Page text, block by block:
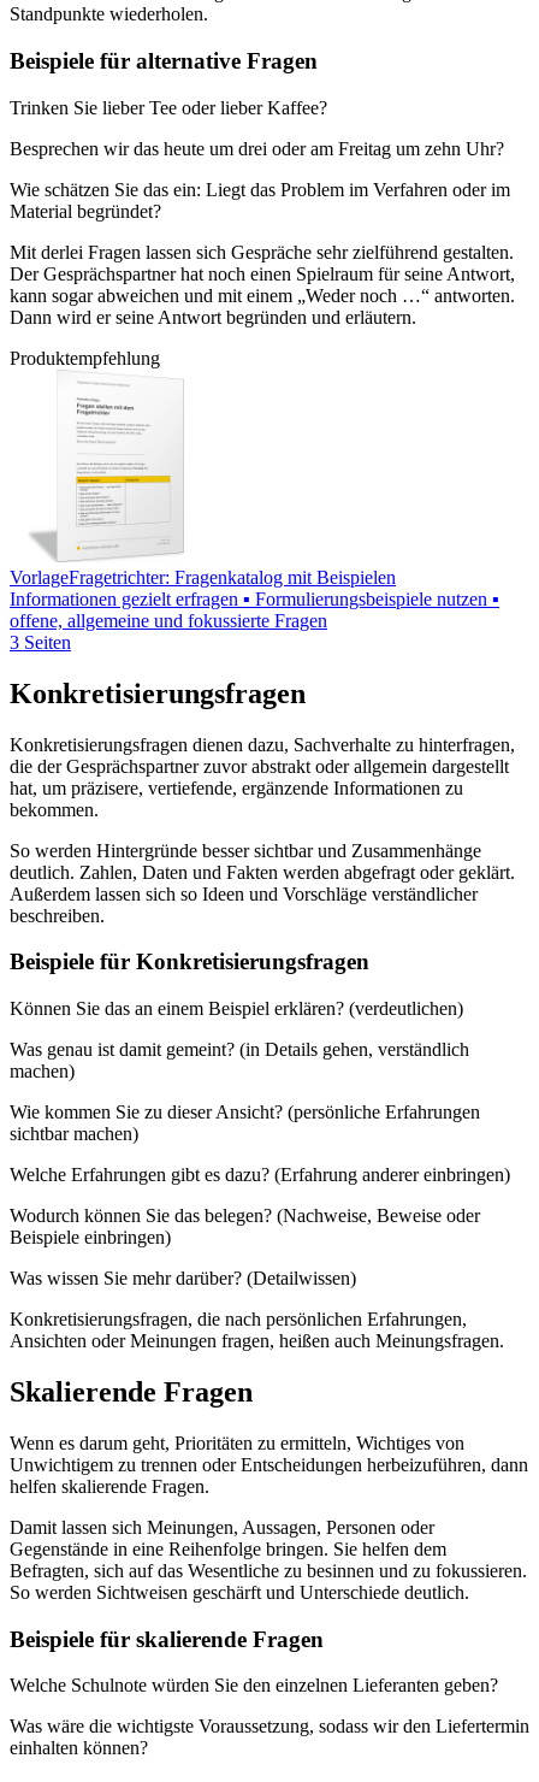
Standpunkte wiederholen.
Beispiele für alternative Fragen
Trinken Sie lieber Tee oder lieber Kaffee?
Besprechen wir das heute um drei oder am Freitag um zehn Uhr?
Wie schätzen Sie das ein: Liegt das Problem im Verfahren oder im
Material begründet?
Mit derlei Fragen lassen sich Gespräche sehr zielführend gestalten.
Der Gesprächspartner hat noch einen Spielraum für seine Antwort,
kann sogar abweichen und mit einem „Weder noch …“ antworten.
Dann wird er seine Antwort begründen und erläutern.
Produktempfehlung
VorlageFragetrichter: Fragenkatalog mit Beispielen
Informationen gezielt erfragen ▪ Formulierungsbeispiele nutzen ▪
offene, allgemeine und fokussierte Fragen
3 Seiten
Konkretisierungsfragen
Konkretisierungsfragen dienen dazu, Sachverhalte zu hinterfragen,
die der Gesprächspartner zuvor abstrakt oder allgemein dargestellt
hat, um präzisere, vertiefende, ergänzende Informationen zu
bekommen.
So werden Hintergründe besser sichtbar und Zusammenhänge
deutlich. Zahlen, Daten und Fakten werden abgefragt oder geklärt.
Außerdem lassen sich so Ideen und Vorschläge verständlicher
beschreiben.
Beispiele für Konkretisierungsfragen
Können Sie das an einem Beispiel erklären? (verdeutlichen)
Was genau ist damit gemeint? (in Details gehen, verständlich
machen)
Wie kommen Sie zu dieser Ansicht? (persönliche Erfahrungen
sichtbar machen)
Welche Erfahrungen gibt es dazu? (Erfahrung anderer einbringen)
Wodurch können Sie das belegen? (Nachweise, Beweise oder
Beispiele einbringen)
Was wissen Sie mehr darüber? (Detailwissen)
Konkretisierungsfragen, die nach persönlichen Erfahrungen,
Ansichten oder Meinungen fragen, heißen auch Meinungsfragen.
Skalierende Fragen
Wenn es darum geht, Prioritäten zu ermitteln, Wichtiges von
Unwichtigem zu trennen oder Entscheidungen herbeizuführen, dann
helfen skalierende Fragen.
Damit lassen sich Meinungen, Aussagen, Personen oder
Gegenstände in eine Reihenfolge bringen. Sie helfen dem
Befragten, sich auf das Wesentliche zu besinnen und zu fokussieren.
So werden Sichtweisen geschärft und Unterschiede deutlich.
Beispiele für skalierende Fragen
Welche Schulnote würden Sie den einzelnen Lieferanten geben?
Was wäre die wichtigste Voraussetzung, sodass wir den Liefertermin
einhalten können?